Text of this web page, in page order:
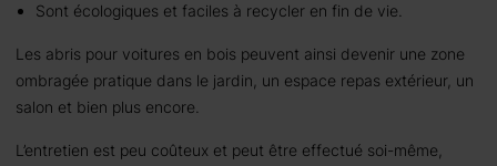
Sont écologiques et faciles à recycler en fin de vie.
Les abris pour voitures en bois peuvent ainsi devenir une zone
ombragée pratique dans le jardin, un espace repas extérieur, un
salon et bien plus encore.
L’entretien est peu coûteux et peut être effectué soi-même,